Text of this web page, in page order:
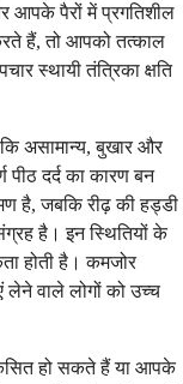
आपके पैरों में प्रगतिशील
हैं, तो आपको तत्काल
स्थायी तंत्रिका क्षति
असामान्य, बुखार और
दर्द का कारण बन
है, जबकि रीढ़ की हड्डी
है। इन स्थितियों के
होती है। कमजोर
लेने वाले लोगों को उच्च
हो सकते हैं या आपके